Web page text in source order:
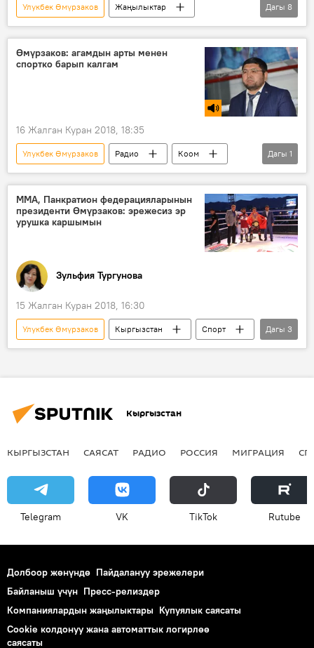
Улукбек Өмүрзаков
Жаңылыктар
Кыргызстан
Окуялар
Видео
кармоо
кен
басып алуу
Дагы 8
Өмүрзаков: агамдын арты менен
спортко барып калгам
16 Жалган Куран 2018, 18:35
Улукбек Өмүрзаков Радио
Коом
Спорт
Дагы 1
ММА, Панкратион федерацияларынын
президенти Өмүрзаков: эрежесиз эр
урушка каршымын
Зульфия Тургунова
15 Жалган Куран 2018, 16:30
Улукбек Өмүрзаков Кыргызстан
Спорт
Жаңылыктар
панкратион клуб
Дагы 3
Кыргызстан
КЫРГЫЗСТАН САЯСАТ РАДИО РОССИЯ МИГРАЦИЯ
Telegram VK ТikТоk Rutube
Долбоор жөнүндө Пайдалануу эрежелери
Байланыш үчүн Пресс-релиздер
Компаниялардын жаңылыктары Купуялык саясаты
Cookie колдонуу жана автоматтык логирлөө
саясаты